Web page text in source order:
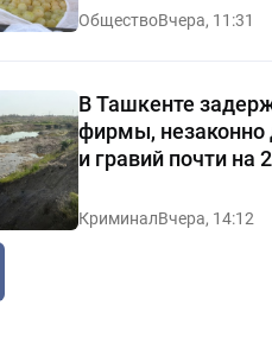
ОбществоВчера, 11:31
В Ташкенте
фирмы,
и гравий почти на
КриминалВчера, 14:12